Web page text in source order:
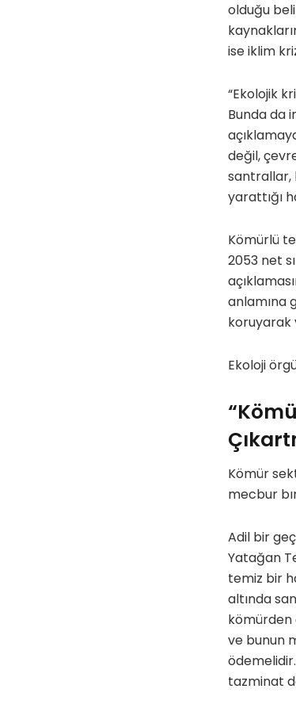
olduğu
ise iklim
“Ekolojik
Bunda da
değil,
santrallar,
yarattığı
Kömürlü
2053 net
anlamına
koruyarak
Ekoloji
Kömür
mecbur
Adil bir
Yatağan
temiz bir
altında
kömürden
ve bunun
tazminat